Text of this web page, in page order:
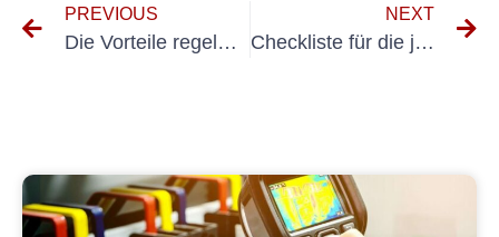
PREVIOUS
Die Vorteile regelmäßiger Kontrollen fest installierter Elektrogeräte
NEXT
Checkliste für die jährliche Prüfung elektrischer Anlagen: Was Sie beachten sollten